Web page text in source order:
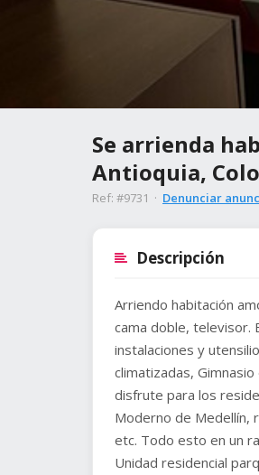
Se arrienda
Antioquia,
Ref: #9731 · Denunciar
Descripción
Arriendo habitación
cama doble, televisor.
instalaciones y
climatizadas,
disfrute para los
Moderno de Medellín,
etc. Todo esto en un
Unidad residencial